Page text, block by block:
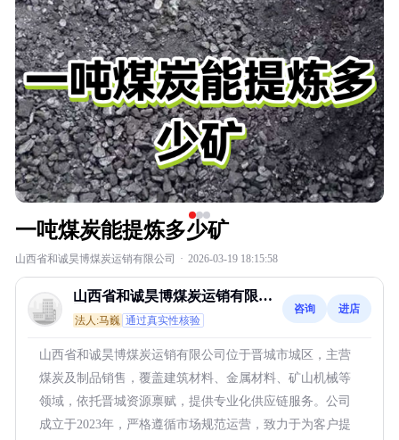
一吨煤炭能提炼多少矿
山西省和诚昊博煤炭运销有限公司 · 2026-03-19 18:15:58
山西省和诚昊博煤炭运销有限公
司
法人:马巍 通过真实性核验
咨询 进店
山西省和诚昊博煤炭运销有限公司位于晋城市城区，主营
煤炭及制品销售，覆盖建筑材料、金属材料、矿山机械等
领域，依托晋城资源禀赋，提供专业化供应链服务。公司
成立于2023年，严格遵循市场规范运营，致力于为客户提